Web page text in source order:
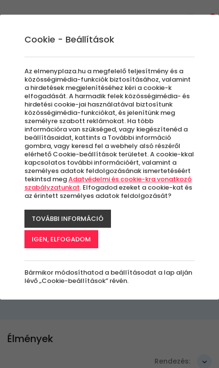
Szülinapra ajándék ötletek
Születésnapra mindenki egyedi és személyre
szóló ajándékot szeretne adni, akkor is ha
közeli és akkor is, ha távolabbi ismerősről
van szó. Kevés esetben vesszük félvállról a
megfelelő születésnapi ajándékok
kiválasztását. Azonban sokszor nem olyan
egyszerű valami egészen egyedi, személyre
szabott meglepetéssel kedveskedni a
születésnaposnak. Az Élménypláza
weboldaláról bőven meríthetsz születésnapi
ötletekből. Ha felejthetetlen élményt adnál
ajándékba az ünnepeltnek, akkor jó helyen
Szűrők beállítása
Élmények
Rendezés:
Cookie - Beállítások
Az elmenyplaza.hu a megfelelő teljesítmény és a
közösségimédia-funkciók biztosításához, valamint
a hirdetések megjelenítéséhez kéri a cookie-k
elfogadását. A harmadik felek közösségimédia- és
hirdetési cookie-jai használatával biztosítunk
közösségimédia-funkciókat, és jelenítünk meg
személyre szabott reklámokat. Ha több
információra van szükséged, vagy kiegészítenéd a
beállításaidat, kattints a További információ
gombra, vagy keresd fel a webhely alsó részéről
elérhető Cookie-beállítások területet. A cookie-kkal
kapcsolatos további információért, valamint a
személyes adatok feldolgozásának ismertetéséért
tekintsd megAdatvédelmi és cookie-kra vonatkozó
szabályzatunkat. Elfogadod ezeket a cookie-kat és
az érintett személyes adatok feldolgozását?
TOVÁBBI INFORMÁCIÓ
IGEN, ELFOGADOM
Bármikor módosíthatod a beállításodat a lap alján
lévő „Cookie-beállítások” révén.